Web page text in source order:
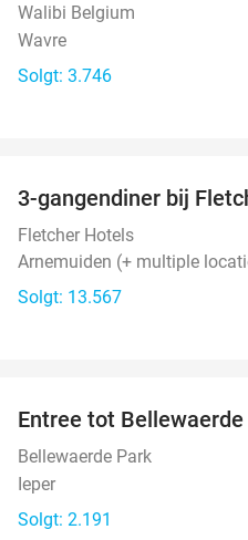
Walibi Belgium
Wavre
Solgt: 3.746
3-gangendiner bij
Fletcher Hotels
Arnemuiden (+ multiple
Solgt: 13.567
Entree tot
Bellewaerde Park
Ieper
Solgt: 2.191